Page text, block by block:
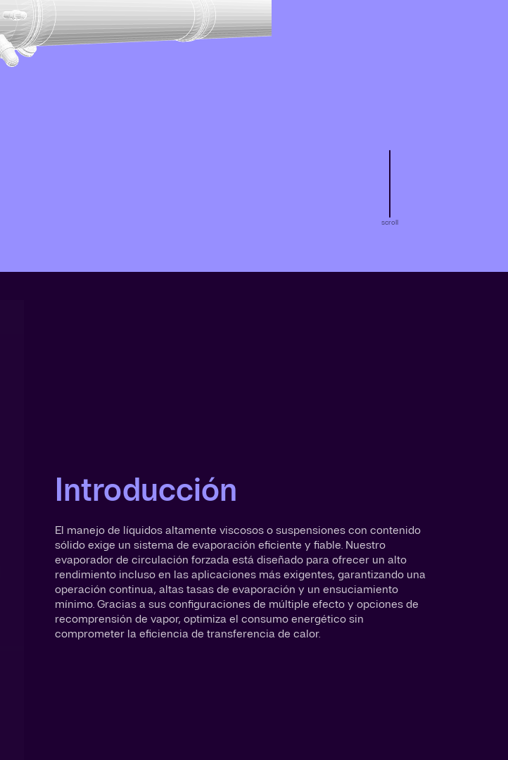
scroll
Introducción
El manejo de líquidos altamente viscosos o suspensiones con contenido
sólido exige un sistema de evaporación eficiente y fiable. Nuestro
evaporador de circulación forzada está diseñado para ofrecer un alto
rendimiento incluso en las aplicaciones más exigentes, garantizando una
operación continua, altas tasas de evaporación y un ensuciamiento
mínimo. Gracias a sus configuraciones de múltiple efecto y opciones de
recomprensión de vapor, optimiza el consumo energético sin
comprometer la eficiencia de transferencia de calor.